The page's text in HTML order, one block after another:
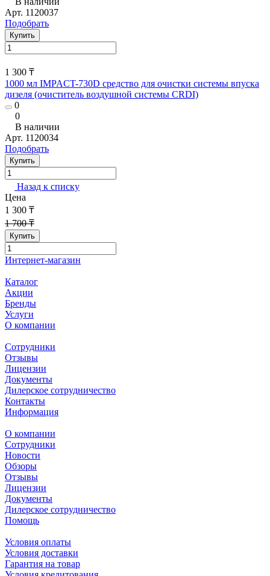
Арт. 1120037
Подобрать
Купить
1 300 ₸
1000 мл IMPACT-730D средство для очистки системы впуска
дизеля (очиститель воздушной системы CRDI)
0
0
В наличии
Арт. 1120034
Подобрать
Купить
Назад к списку
Цена
1 300 ₸
1 700 ₸
Купить
Интернет-магазин
Каталог
Акции
Бренды
Услуги
О компании
Сотрудники
Отзывы
Лицензии
Документы
Дилерское сотрудничество
Контакты
Информация
О компании
Сотрудники
Новости
Обзоры
Отзывы
Лицензии
Документы
Дилерское сотрудничество
Помощь
Условия оплаты
Условия доставки
Гарантия на товар